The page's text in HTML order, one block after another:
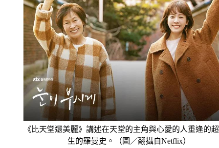
《比天堂還美麗》講述在天堂的主角與心愛的人重逢的
生的羅曼史。（圖／翻攝自Netflix）